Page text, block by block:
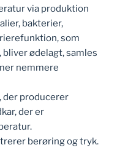
via produktion
bakterier,
som
ødelagt, samles
nemmere
der producerer
der er
berøring og tryk.